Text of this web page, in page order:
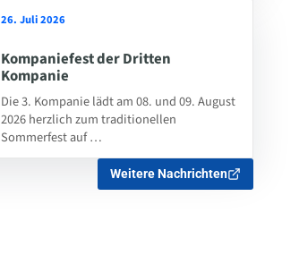
26. Juli 2026
Kompaniefest der Dritten
Kompanie
Die 3. Kompanie lädt am 08. und 09. August
2026 herzlich zum traditionellen
Sommerfest auf …
Weitere Nachrichten